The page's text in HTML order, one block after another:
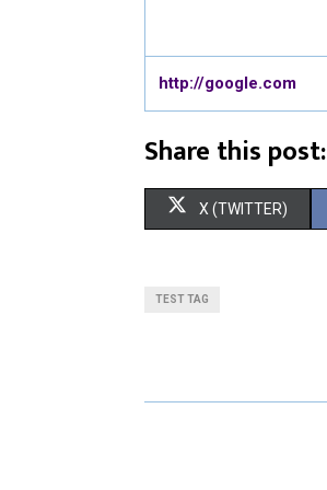
http://google.com
Share this post:
X (TWITTER)
TEST TAG